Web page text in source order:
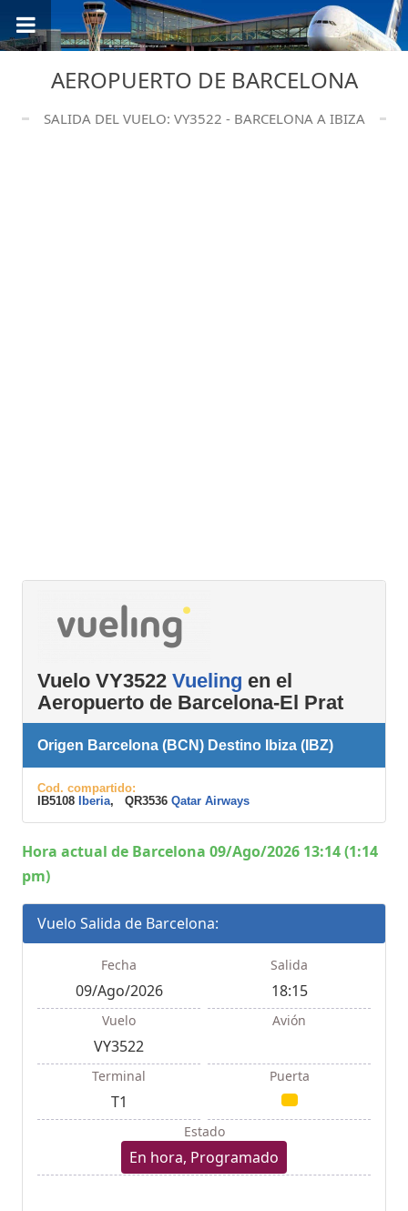
AEROPUERTO DE BARCELONA
SALIDA DEL VUELO: VY3522 - BARCELONA A IBIZA
Vuelo VY3522 Vueling en el
Aeropuerto de Barcelona-El Prat
Origen Barcelona (BCN) Destino Ibiza (IBZ)
Cod. compartido:
IB5108
Iberia, QR3536 Qatar Airways
Hora actual de Barcelona 09/Ago/2026 13:14 (1:14
pm)
Vuelo Salida de Barcelona:
Fecha
09/Ago/2026
Salida
18:15
Vuelo
VY3522
Avión
Terminal
T1
Puerta
Estado
En hora, Programado